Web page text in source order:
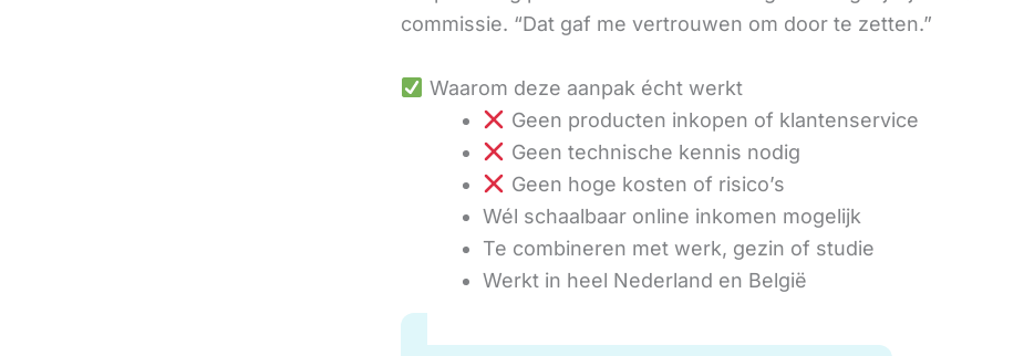
commissie. “Dat gaf me vertrouwen om door te zetten.”
Waarom deze aanpak écht werkt
Geen producten inkopen of klantenservice
Geen technische kennis nodig
Geen hoge kosten of risico’s
Wél schaalbaar online inkomen mogelijk
Te combineren met werk, gezin of studie
Werkt in heel Nederland en België